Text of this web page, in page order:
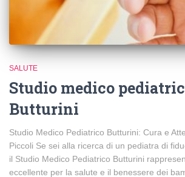
SALUTE
Studio medico
Butturini
Studio Medico Pediatrico Butturini: Cura e
Piccoli Se sei alla ricerca di un pediatra di
il Studio Medico Pediatrico Butturini
eccellente per la salute e il benessere dei